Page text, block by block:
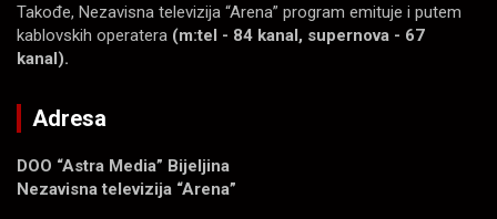
Takođe, Nezavisna televizija “Arena” program emituje i putem
kablovskih operatera (m:tel - 84 kanal, supernova - 67
kanal).
Adresa
DOO “Astra Media” Bijeljina
Nezavisna televizija “Arena”